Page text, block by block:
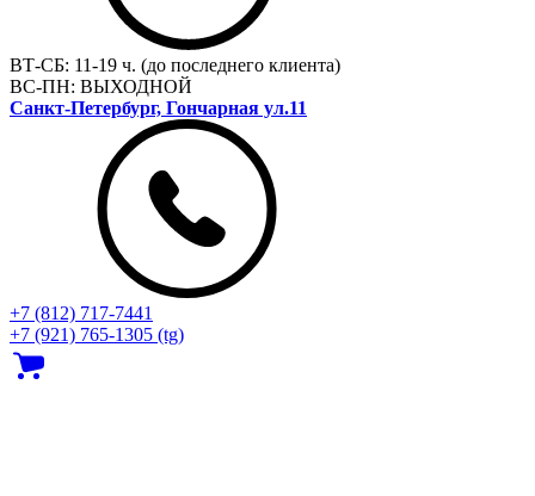
ВТ-СБ: 11-19 ч. (до последнего клиента)
ВС-ПН: ВЫХОДНОЙ
Санкт-Петербург, Гончарная ул.11
+7 (812) 717‑7441
+7 (921) 765-1305 (tg)